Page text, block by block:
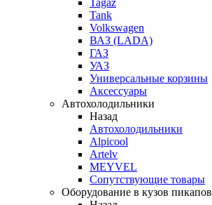
Tagaz
Tank
Volkswagen
ВАЗ (LADA)
ГАЗ
УАЗ
Универсальные корзины
Аксессуары
Автохолодильники
Назад
Автохолодильники
Alpicool
Artelv
MEYVEL
Сопутствующие товары
Оборудование в кузов пикапов